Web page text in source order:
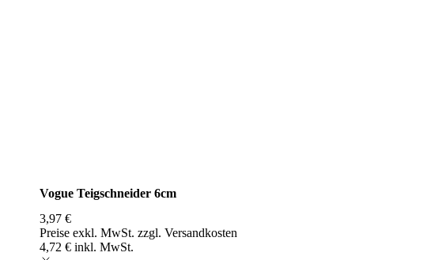
Vogue Teigschneider 6cm
3,97 €
Preise exkl. MwSt. zzgl. Versandkosten
4,72 € inkl. MwSt.